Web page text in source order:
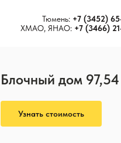
Тюмень: +7 (3452)
ХМАО, ЯНАО: +7 (3466)
Блочный дом
Узнать стоимость